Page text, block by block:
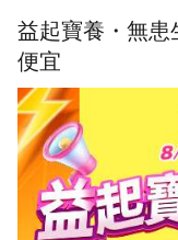
益起寶養・無患
便宜